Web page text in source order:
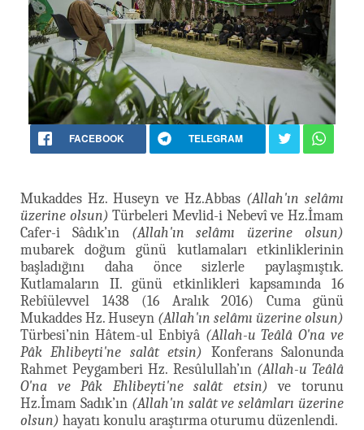
FACEBOOK TELEGRAM
Mukaddes Hz. Huseyn ve Hz.Abbas (Allah'ın selâmı
üzerine olsun) Türbeleri Mevlid-i Nebevî ve Hz.İmam
Cafer-i Sâdık’ın (Allah'ın selâmı üzerine olsun)
mubarek doğum günü kutlamaları etkinliklerinin
başladığını daha önce sizlerle paylaşmıştık.
Kutlamaların II. günü etkinlikleri kapsamında 16
Rebîülevvel 1438 (16 Aralık 2016) Cuma günü
Mukaddes Hz. Huseyn (Allah'ın selâmı üzerine olsun)
Türbesi’nin Hâtem-ul Enbiyâ (Allah-u Teâlâ O'na ve
Pâk Ehlibeyti'ne salât etsin) Konferans Salonunda
Rahmet Peygamberi Hz. Resûlullah’ın (Allah-u Teâlâ
O'na ve Pâk Ehlibeyti'ne salât etsin) ve torunu
Hz.İmam Sadık’ın (Allah'ın salât ve selâmları üzerine
olsun) hayatı konulu araştırma oturumu düzenlendi.